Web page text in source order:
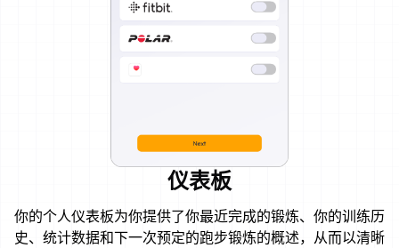
仪表板
你的个人仪表板为你提供了你最近完成的锻炼、你的训练历
史、统计数据和下一次预定的跑步锻炼的概述，从而以清晰